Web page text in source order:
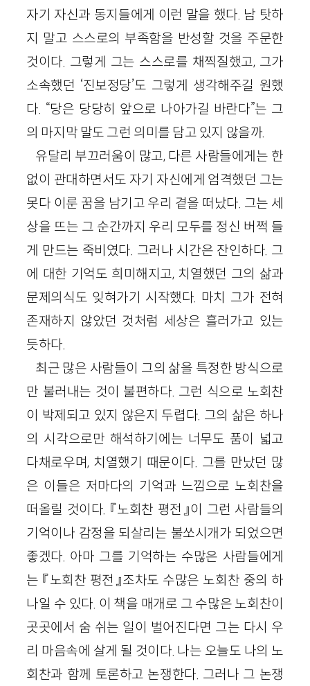
자기 자신과 동지들에게 이런 말을 했다. 남 탓하
지 말고 스스로의 부족함을 반성할 것을 주문한
것이다. 그렇게 그는 스스로를 채찍질했고, 그가
소속했던 ‘진보정당’도 그렇게 생각해주길 원했
다. “당은 당당히 앞으로 나아가길 바란다”는 그
의 마지막 말도 그런 의미를 담고 있지 않을까.
유달리 부끄러움이 많고, 다른 사람들에게는 한
없이 관대하면서도 자기 자신에게 엄격했던 그는
못다 이룬 꿈을 남기고 우리 곁을 떠났다. 그는 세
상을 뜨는 그 순간까지 우리 모두를 정신 버쩍 들
게 만드는 죽비였다. 그러나 시간은 잔인하다. 그
에 대한 기억도 희미해지고, 치열했던 그의 삶과
문제의식도 잊혀가기 시작했다. 마치 그가 전혀
존재하지 않았던 것처럼 세상은 흘러가고 있는
듯하다.
최근 많은 사람들이 그의 삶을 특정한 방식으로
만 불러내는 것이 불편하다. 그런 식으로 노회찬
이 박제되고 있지 않은지 두렵다. 그의 삶은 하나
의 시각으로만 해석하기에는 너무도 품이 넓고
다채로우며, 치열했기 때문이다. 그를 만났던 많
은 이들은 저마다의 기억과 느낌으로 노회찬을
떠올릴 것이다. 『노회찬 평전』이 그런 사람들의
기억이나 감정을 되살리는 불쏘시개가 되었으면
좋겠다. 아마 그를 기억하는 수많은 사람들에게
는 『노회찬 평전』조차도 수많은 노회찬 중의 하
나일 수 있다. 이 책을 매개로 그 수많은 노회찬이
곳곳에서 숨 쉬는 일이 벌어진다면 그는 다시 우
리 마음속에 살게 될 것이다. 나는 오늘도 나의 노
회찬과 함께 토론하고 논쟁한다. 그러나 그 논쟁